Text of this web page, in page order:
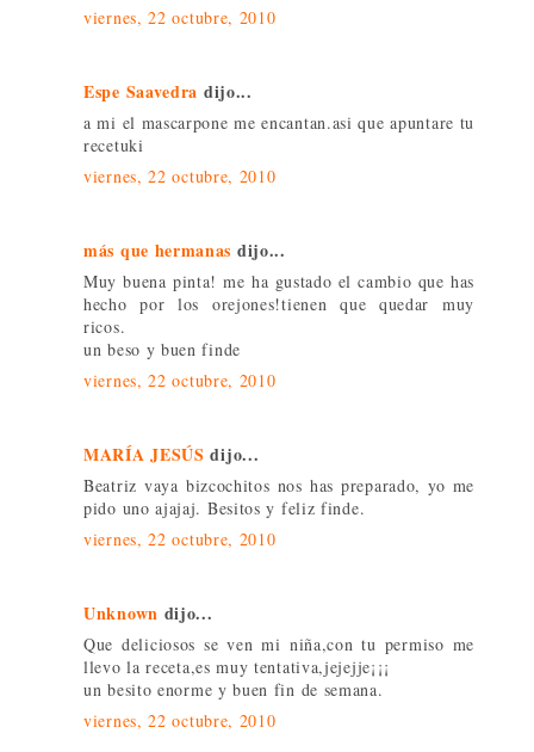
viernes, 22 octubre, 2010
Espe Saavedra dijo...
a mi el mascarpone me encantan.asi que apuntare tu
recetuki
viernes, 22 octubre, 2010
más que hermanas dijo...
Muy buena pinta! me ha gustado el cambio que has
hecho por los orejones!tienen que quedar muy
ricos.
un beso y buen finde
viernes, 22 octubre, 2010
MARÍA JESÚS dijo...
Beatriz vaya bizcochitos nos has preparado, yo me
pido uno ajajaj. Besitos y feliz finde.
viernes, 22 octubre, 2010
Unknown dijo...
Que deliciosos se ven mi niña,con tu permiso me
llevo la receta,es muy tentativa,jejejje¡¡¡
un besito enorme y buen fin de semana.
viernes, 22 octubre, 2010